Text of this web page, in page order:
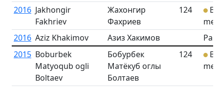
2016 Jakhongir
Fakhriev
Жахонгир
Фахриев
124
2016 Aziz Khakimov Азиз Хакимов
2015 Boburbek
Matyoqub ogli
Boltaev
Бобурбек
Матёкуб оглы
Болтаев
124